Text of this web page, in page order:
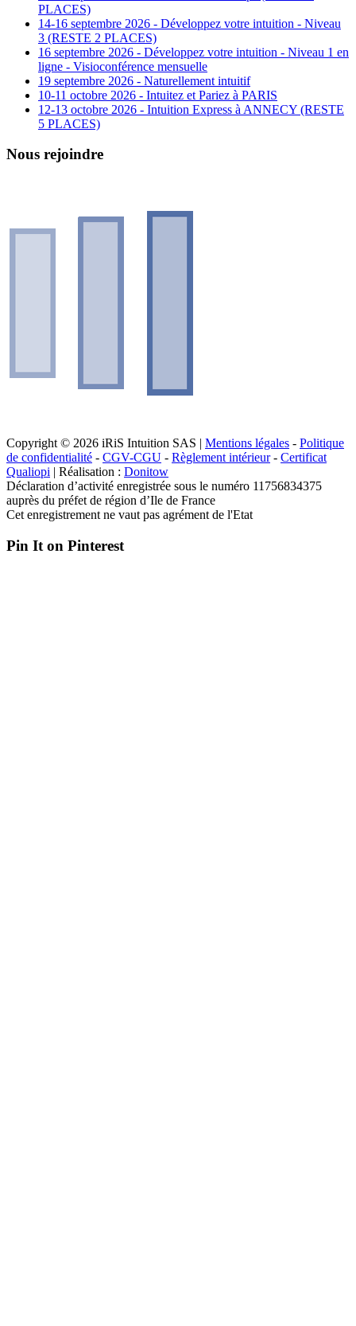
PLACES)
14-16 septembre 2026 - Développez votre intuition - Niveau
3 (RESTE 2 PLACES)
16 septembre 2026 - Développez votre intuition - Niveau 1 en
ligne - Visioconférence mensuelle
19 septembre 2026 - Naturellement intuitif
10-11 octobre 2026 - Intuitez et Pariez à PARIS
12-13 octobre 2026 - Intuition Express à ANNECY (RESTE
5 PLACES)
Nous rejoindre
Copyright © 2026 iRiS Intuition SAS | Mentions légales - Politique
de confidentialité - CGV-CGU - Règlement intérieur- Certificat
Qualiopi | Réalisation : Donitow
Déclaration d’activité enregistrée sous le numéro 11756834375
auprès du préfet de région d’Ile de France
Cet enregistrement ne vaut pas agrément de l'Etat
Pin It on Pinterest